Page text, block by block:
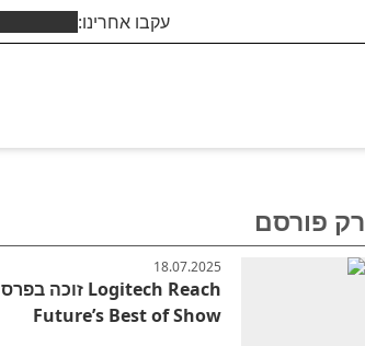
עקבו אחרינו:
רק פורסם
18.07.2025
Logitech Reach זוכה בפרס
Future’s Best of Show